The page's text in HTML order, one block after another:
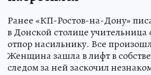
Ранее «КП-Ростов-на-Дону»
в Донской столице учительница
отпор насильнику. Все
Женщина зашла в лифт в
следом за ней заскочил